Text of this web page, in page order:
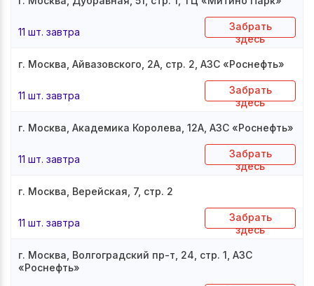
11 шт. завтра
Забрать
здесь
г. Москва, Айвазовского, 2А, стр. 2, АЗС «Роснефть»
11 шт. завтра
Забрать
здесь
г. Москва, Академика Королева, 12А, АЗС «Роснефть»
11 шт. завтра
Забрать
здесь
г. Москва, Верейская, 7, стр. 2
11 шт. завтра
Забрать
здесь
г. Москва, Волгоградский пр-т, 24, стр. 1, АЗС
«Роснефть»